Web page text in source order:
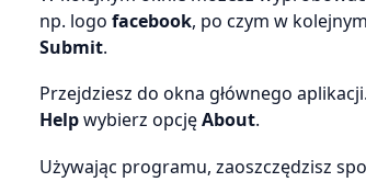
np. logo facebook, po czym w
Submit.
Przejdziesz do okna głównego
Helpwybierz opcjęAbout.
Używając programu, zaoszczędzisz